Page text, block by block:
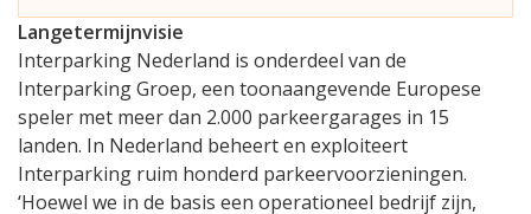
Langetermijnvisie
Interparking Nederland is onderdeel van de
Interparking Groep, een toonaangevende Europese
speler met meer dan 2.000 parkeergarages in 15
landen. In Nederland beheert en exploiteert
Interparking ruim honderd parkeervoorzieningen.
‘Hoewel we in de basis een operationeel bedrijf zijn,